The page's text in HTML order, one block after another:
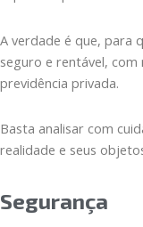
A verdade é que, para
seguro e rentável,
previdência privada.
Basta analisar com
realidade e seus
Segurança